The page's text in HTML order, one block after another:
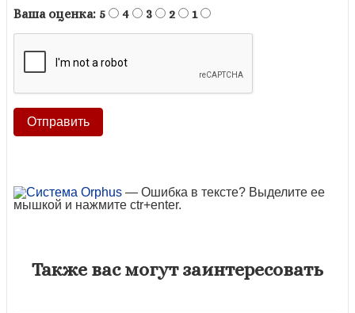
Ваша оценка: 5 4 3 2 1
— Ошибка в тексте? Выделите ее
мышкой и нажмите ctr+enter.
Также вас могут заинтересовать